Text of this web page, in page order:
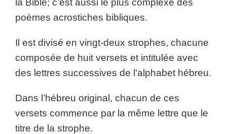
la Bible; c’est aussi le plus complexe des
poèmes acrostiches bibliques.
Il est divisé en vingt-deux strophes, chacune
composée de huit versets et intitulée avec
des lettres successives de l’alphabet hébreu.
Dans l’hébreu original, chacun de ces
versets commence par la même lettre que le
titre de la strophe.